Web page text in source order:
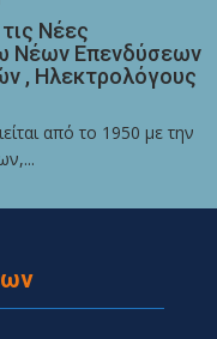
Νέες
Νέων Επενδύσεων
, Ηλεκτρολόγους
από το 1950 με την